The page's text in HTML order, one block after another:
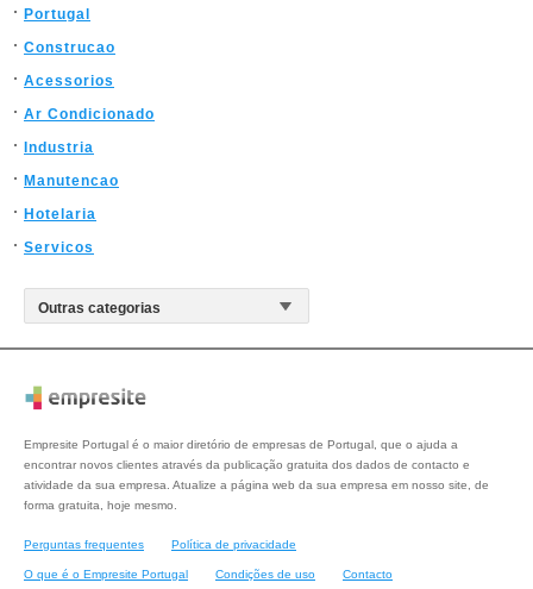
Portugal
Construcao
Acessorios
Ar Condicionado
Industria
Manutencao
Hotelaria
Servicos
Empresite Portugal é o maior diretório de empresas de Portugal, que o ajuda a
encontrar novos clientes através da publicação gratuita dos dados de contacto e
atividade da sua empresa. Atualize a página web da sua empresa em nosso site, de
forma gratuita, hoje mesmo.
Perguntas frequentes Política de privacidade
O que é o Empresite Portugal Condições de uso Contacto